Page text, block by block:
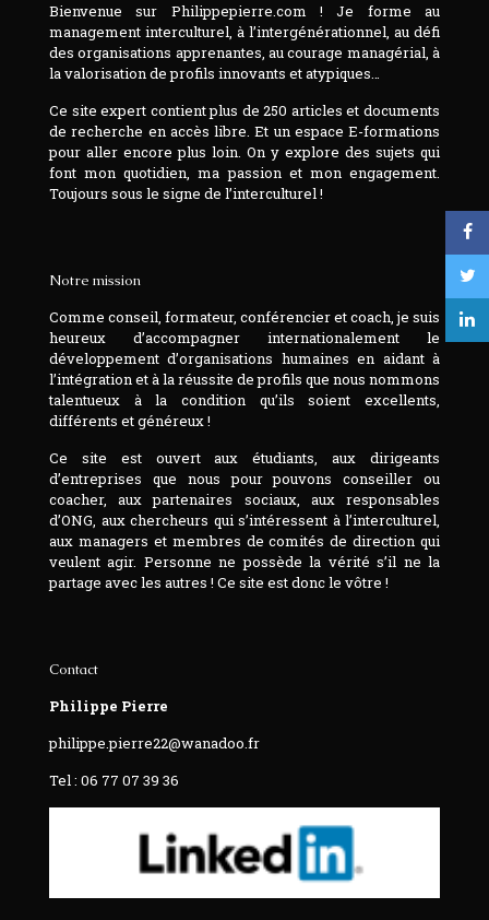
Bienvenue sur Philippepierre.com ! Je forme au
management interculturel, à l’intergénérationnel, au défi
des organisations apprenantes, au courage managérial, à
la valorisation de profils innovants et atypiques…
Ce site expert contient plus de 250 articles et documents
de recherche en accès libre. Et un espace E-formations
pour aller encore plus loin. On y explore des sujets qui
font mon quotidien, ma passion et mon engagement.
Toujours sous le signe de l’interculturel !
Notre mission
Comme conseil, formateur, conférencier et coach, je suis
heureux d’accompagner internationalement le
développement d’organisations humaines en aidant à
l’intégration et à la réussite de profils que nous nommons
talentueux à la condition qu’ils soient excellents,
différents et généreux !
Ce site est ouvert aux étudiants, aux dirigeants
d’entreprises que nous pour pouvons conseiller ou
coacher, aux partenaires sociaux, aux responsables
d’ONG, aux chercheurs qui s’intéressent à l’interculturel,
aux managers et membres de comités de direction qui
veulent agir. Personne ne possède la vérité s’il ne la
partage avec les autres ! Ce site est donc le vôtre !
Contact
Philippe Pierre
philippe.pierre22@wanadoo.fr
Tel : 06 77 07 39 36‬